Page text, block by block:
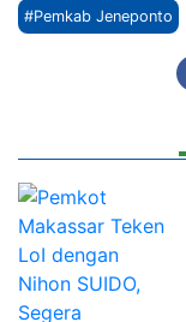
#Pemkab Jeneponto